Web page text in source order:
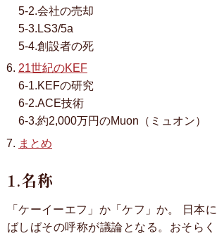
5-2.会社の売却
5-3.LS3/5a
5-4.創設者の死
21世紀のKEF
6-1.KEFの研究
6-2.ACE技術
6-3.約2,000万円のMuon（ミュオン）
まとめ
1.名称
「ケーイーエフ」か「ケフ」か。
日本
ばしばその呼称が議論となる。おそら